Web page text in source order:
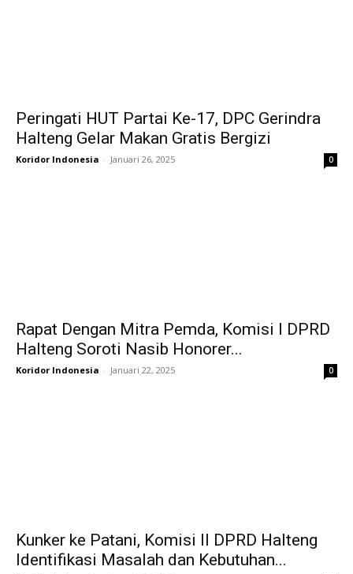
Peringati HUT Partai Ke-17, DPC Gerindra
Halteng Gelar Makan Gratis Bergizi
Koridor Indonesia - Januari 26, 2025 0
Rapat Dengan Mitra Pemda, Komisi I DPRD
Halteng Soroti Nasib Honorer...
Koridor Indonesia - Januari 22, 2025 0
Kunker ke Patani, Komisi II DPRD Halteng
Identifikasi Masalah dan Kebutuhan...